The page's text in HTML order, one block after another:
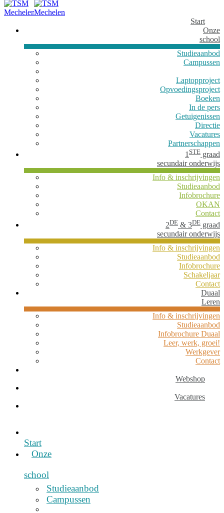
Start
Onze
school
Studieaanbod
Campussen
Laptopproject
Opvoedingsproject
Boeken
In de pers
Getuigenissen
Directie
Vacatures
Partnerschappen
1 STE graad
secundair onderwijs
Info & inschrijvingen
Studieaanbod
Infobrochure
OKAN
Contact
2DE & 3DE graad
secundair onderwijs
Info & inschrijvingen
Studieaanbod
Infobrochure
Schakeljaar
Contact
Duaal
Leren
Info & inschrijvingen
Studieaanbod
Infobrochure Duaal
Leer, werk, groei!
Werkgever
Contact
Webshop
Vacatures
Start
Onze
school
Studieaanbod
Campussen